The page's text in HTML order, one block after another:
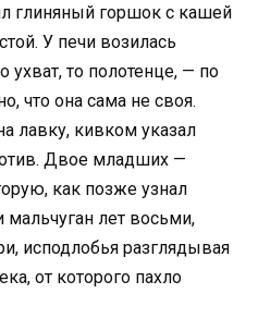
глиняный горшок с кашей
У печи возилась
ухват, то полотенце, — по
что она сама не своя.
лавку, кивком указал
Двое младших —
как позже узнал
лет восьми,
исподлобья разглядывая
от которого пахло